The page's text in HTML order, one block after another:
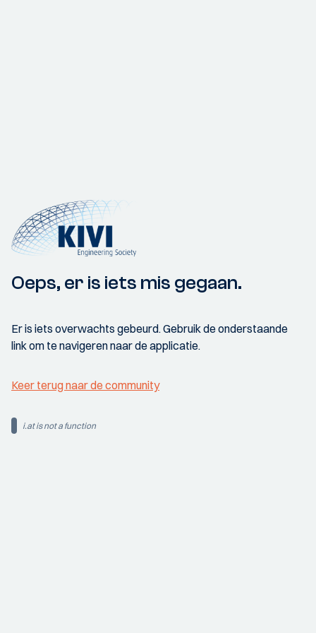
Oeps, er is iets mis gegaan.
Er is iets overwachts gebeurd. Gebruik de onderstaande
link om te navigeren naar de applicatie.
Keer terug naar de community
i.at is not a function